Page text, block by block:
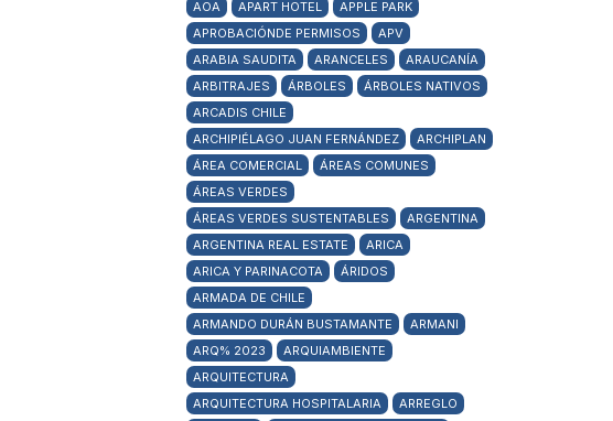
AOA
APART HOTEL
APPLE PARK
APROBACIÓNDE PERMISOS
APV
ARABIA SAUDITA
ARANCELES
ARAUCANÍA
ARBITRAJES
ÁRBOLES
ÁRBOLES NATIVOS
ARCADIS CHILE
ARCHIPIÉLAGO JUAN FERNÁNDEZ
ARCHIPLAN
ÁREA COMERCIAL
ÁREAS COMUNES
ÁREAS VERDES
ÁREAS VERDES SUSTENTABLES
ARGENTINA
ARGENTINA REAL ESTATE
ARICA
ARICA Y PARINACOTA
ÁRIDOS
ARMADA DE CHILE
ARMANDO DURÁN BUSTAMANTE
ARMANI
ARQ% 2023
ARQUIAMBIENTE
ARQUITECTURA
ARQUITECTURA HOSPITALARIA
ARREGLO